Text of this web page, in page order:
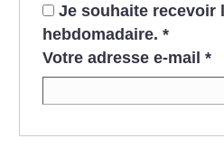
Je souhaite recevoir
hebdomadaire. *
Votre adresse e-mail *